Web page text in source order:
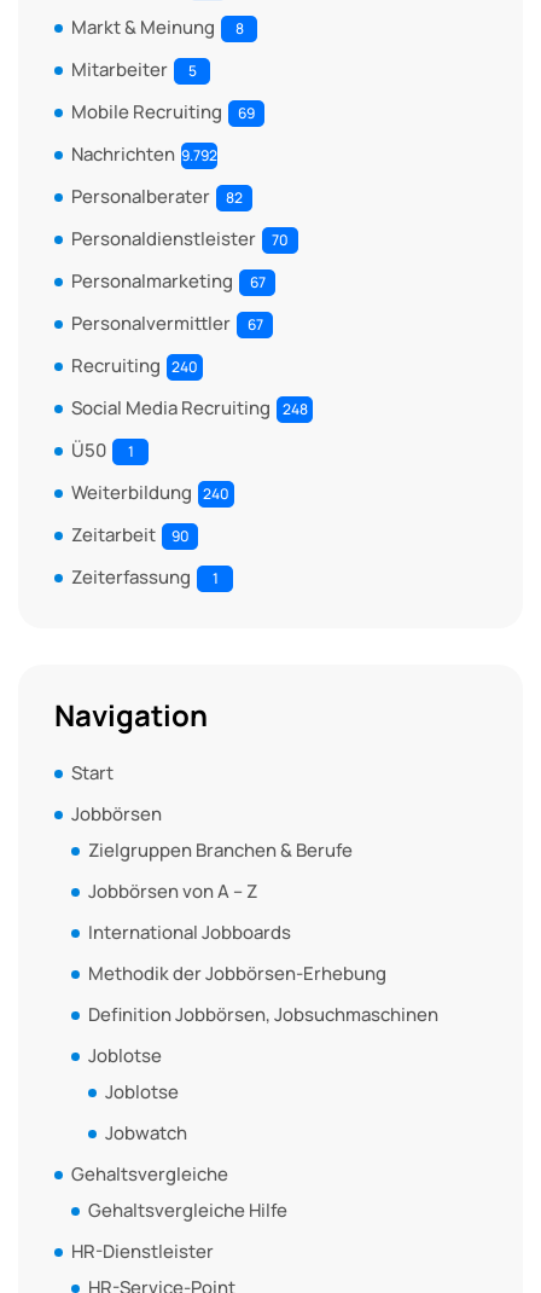
Markt & Meinung 8
Mitarbeiter 5
Mobile Recruiting 69
Nachrichten 9.792
Personalberater 82
Personaldienstleister 70
Personalmarketing 67
Personalvermittler 67
Recruiting 240
Social Media Recruiting 248
Ü50 1
Weiterbildung 240
Zeitarbeit 90
Zeiterfassung 1
Navigation
Start
Jobbörsen
Zielgruppen Branchen & Berufe
Jobbörsen von A – Z
International Jobboards
Methodik der Jobbörsen-Erhebung
Definition Jobbörsen, Jobsuchmaschinen
Joblotse
Joblotse
Jobwatch
Gehaltsvergleiche
Gehaltsvergleiche Hilfe
HR-Dienstleister
HR-Service-Point